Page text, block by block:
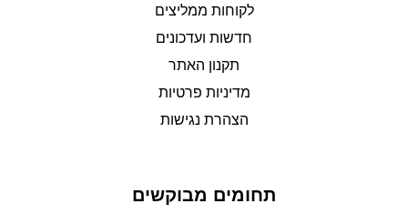
לקוחות ממליצים
חדשות ועדכונים
תקנון האתר
מדיניות פרטיות
הצהרת נגישות
תחומים מבוקשים